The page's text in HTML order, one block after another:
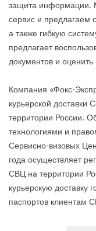
защита информации.
сервис и предлагаем
а также гибкую
предлагает
документов и
Компания «Фокс-
курьерской доставки
территории России.
технологиями и
Сервисно-визовых
года осуществляет
СВЦ на территории
курьерскую доставку
паспортов клиентам